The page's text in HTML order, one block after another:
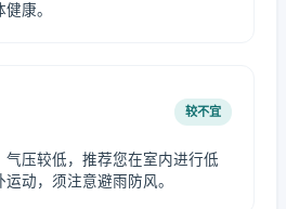
康。
较不宜
压较低，推荐您在室内进行低
动，须注意避雨防风。